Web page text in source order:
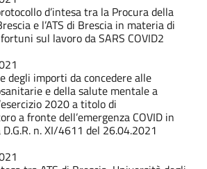
d’intesa tra la Procura della
e l’ATS di Brescia in materia di
sul lavoro da SARS COVID2
degli importi da concedere alle
e della salute mentale a
2020 a titolo di
a fronte dell’emergenza COVID in
n. XI/4611 del 26.04.2021